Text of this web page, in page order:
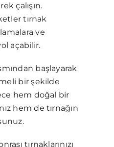
çalışın.
tırnak
ve
açabilir.
başlayarak
bir şekilde
hem doğal bir
hem de tırnağın
tırnaklarınızı